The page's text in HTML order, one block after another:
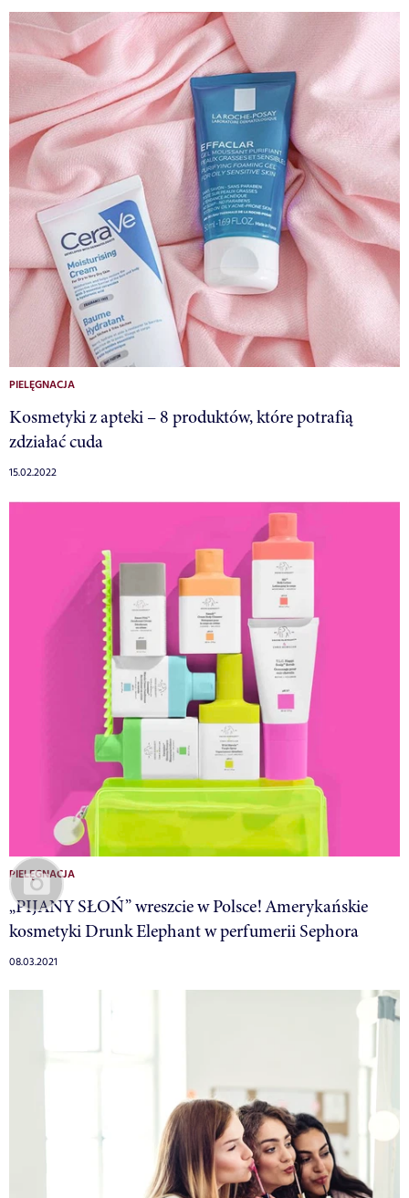
PIELĘGNACJA
Kosmetyki z apteki – 8 produktów, które potrafią
zdziałać cuda
15.02.2022
PIELĘGNACJA
„PIJANY SŁOŃ” wreszcie w Polsce! Amerykańskie
kosmetyki Drunk Elephant w perfumerii Sephora
08.03.2021